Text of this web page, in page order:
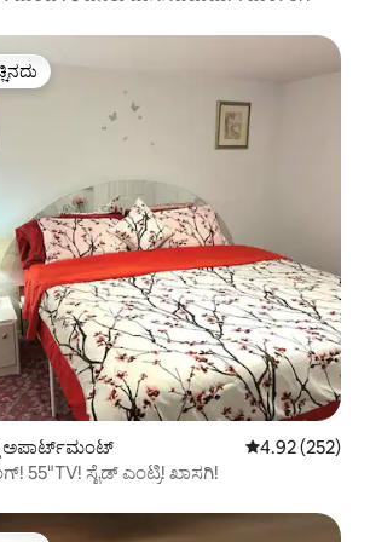
ಅಪಾರ್ಟ್‌ಮಂಟ್ 5 ರಲ್ಲಿ 4.92
4.92 (252)
55"TV! ಸೈಡ್ ಎಂಟ್ರಿ! ಖಾಸಗಿ!